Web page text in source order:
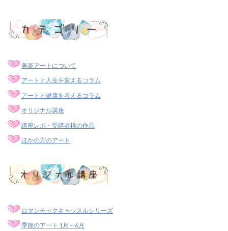
美楽アートについて
アートと人生を変えるコラム
アートと健康を考えるコラム
オリジナル講座
講座レポ・受講者様の作品
ほかの方のアート
ロマンチックキャッスルシリーズ
季節のアート 1月～6月